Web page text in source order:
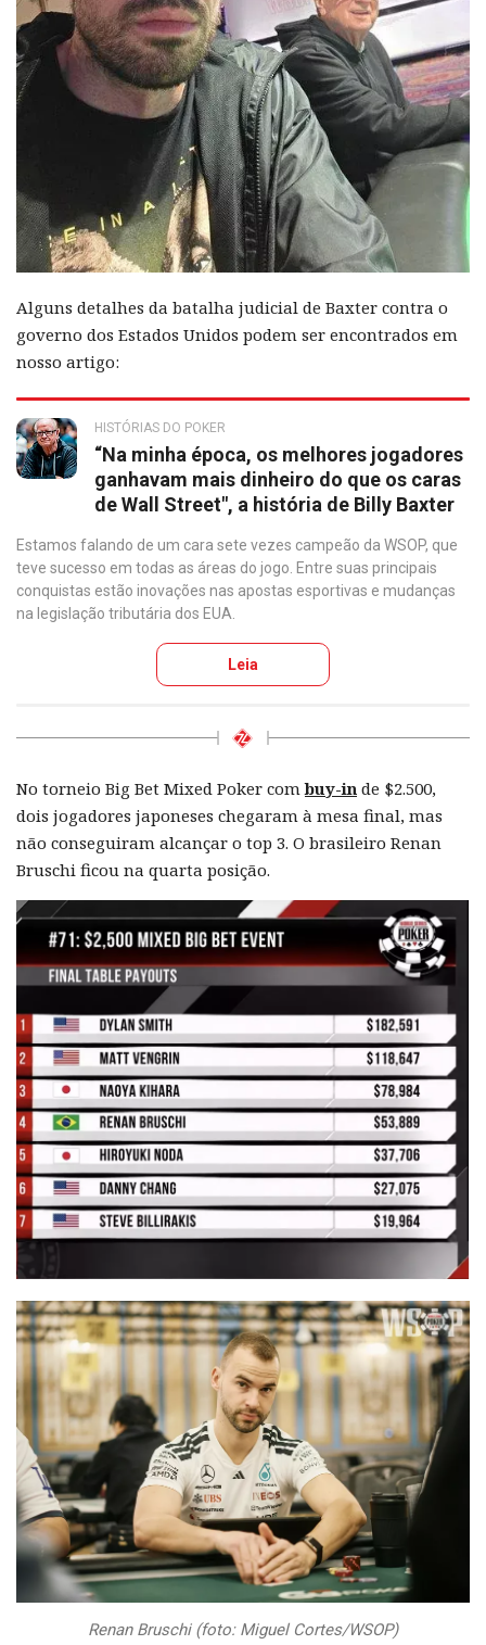
Alguns detalhes da batalha judicial de Baxter contra o
governo dos Estados Unidos podem ser encontrados em
nosso artigo:
HISTÓRIAS DO POKER
“Na minha época, os melhores jogadores
ganhavam mais dinheiro do que os caras
de Wall Street", a história de Billy Baxter
Estamos falando de um cara sete vezes campeão da WSOP, que
teve sucesso em todas as áreas do jogo. Entre suas principais
conquistas estão inovações nas apostas esportivas e mudanças
na legislação tributária dos EUA.
Leia
No torneio Big Bet Mixed Poker combuy-in de $2.500,
dois jogadores japoneses chegaram à mesa final, mas
não conseguiram alcançar o top 3. O brasileiro Renan
Bruschi ficou na quarta posição.
Renan Bruschi (foto: Miguel Cortes/WSOP)